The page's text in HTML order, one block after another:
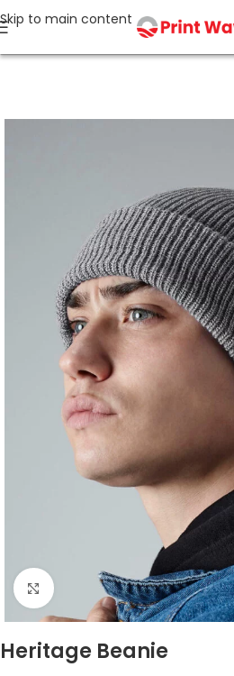
Skip to main content
Zum Vergrößern klicken
Heritage Beanie